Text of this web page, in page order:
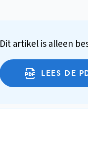
Dit artikel is alleen
LEES DE